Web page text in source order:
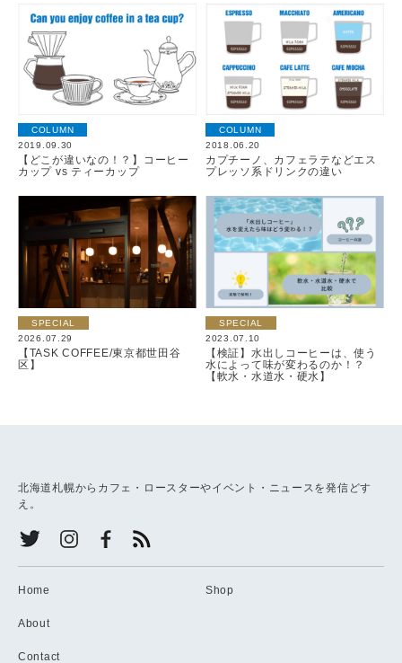
COLUMN
2019.09.30
【どこが違いなの！？】コーヒー
カップ vs ティーカップ
COLUMN
2018.06.20
カプチーノ、カフェラテなどエス
プレッソ系ドリンクの違い
SPECIAL
2026.07.29
【TASK COFFEE/東京都世田谷
区】
SPECIAL
2023.07.10
【検証】水出しコーヒーは、使う
水によって味が変わるのか！？
【軟水・水道水・硬水】
北海道札幌からカフェ・ロースターやイベント・ニュースを発信どす
え。
Home
About
Contact
Shop